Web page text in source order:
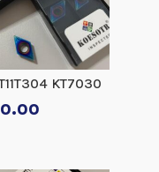
KT7030